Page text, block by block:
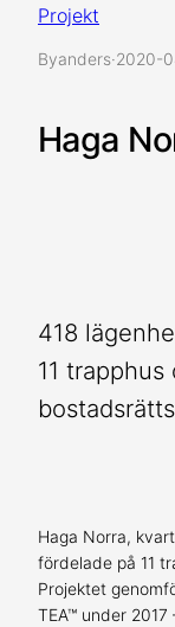
Projekt
Byanders·2020-
Haga
418
11 trapphus
Haga Norra,
fördelade på 11
Projektet
TEA™ under